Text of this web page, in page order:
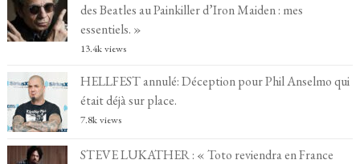
des Beatles au Painkiller d’Iron Maiden : mes
essentiels. »
13.4k views
HELLFEST annulé: Déception pour Phil Anselmo qui
était déjà sur place.
7.8k views
STEVE LUKATHER : « Toto reviendra en France